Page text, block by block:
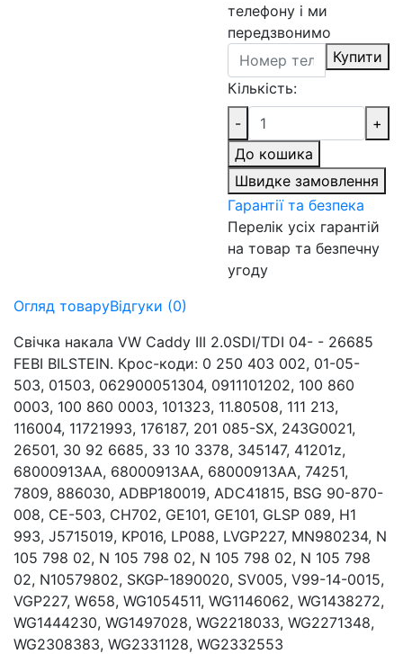
телефону і ми
передзвонимо
Купити
Кількість:
-
+
До кошика
Швидке замовлення
Гарантії та безпека
Перелік усіх гарантій
на товар та безпечну
угоду
Огляд товаруВідгуки (0)
Свічка накала VW Caddy III 2.0SDI/TDI 04- - 26685
FEBI BILSTEIN. Крос-коди: 0 250 403 002, 01-05-
503, 01503, 062900051304, 0911101202, 100 860
0003, 100 860 0003, 101323, 11.80508, 111 213,
116004, 11721993, 176187, 201 085-SX, 243G0021,
26501, 30 92 6685, 33 10 3378, 345147, 41201z,
68000913AA, 68000913AA, 68000913AA, 74251,
7809, 886030, ADBP180019, ADC41815, BSG 90-870-
008, CE-503, CH702, GE101, GE101, GLSP 089, H1
993, J5715019, KP016, LP088, LVGP227, MN980234, N
105 798 02, N 105 798 02, N 105 798 02, N 105 798
02, N10579802, SKGP-1890020, SV005, V99-14-0015,
VGP227, W658, WG1054511, WG1146062, WG1438272,
WG1444230, WG1497028, WG2218033, WG2271348,
WG2308383, WG2331128, WG2332553